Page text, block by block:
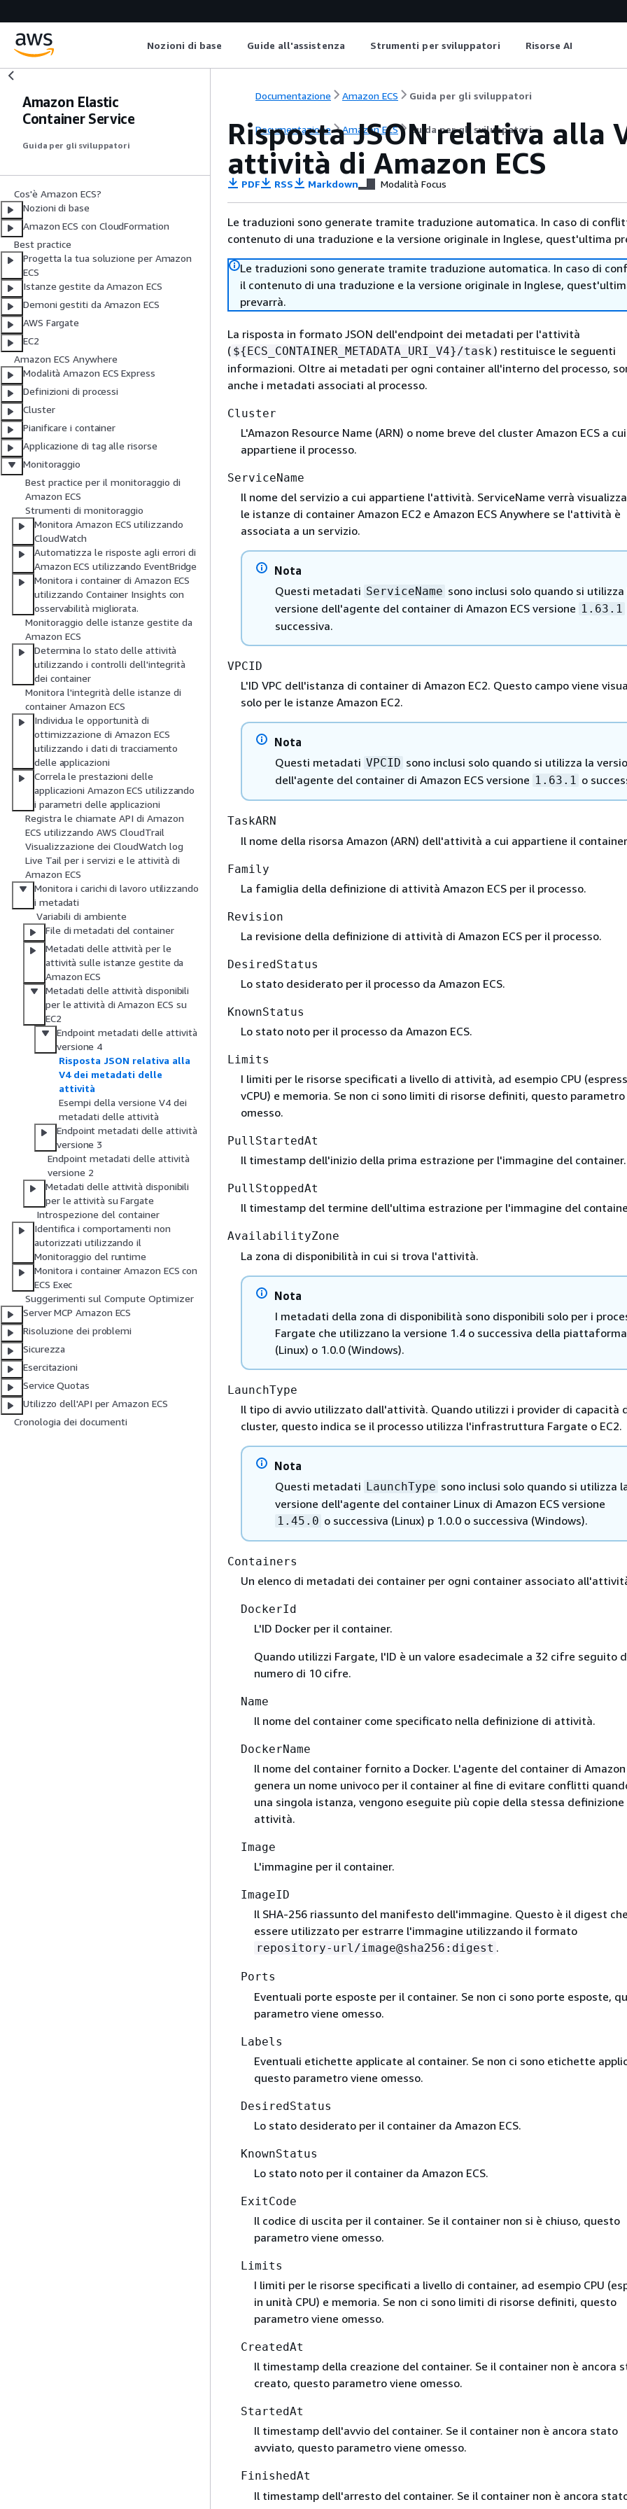
Nozioni di base Guide all'assistenza Strumenti per sviluppatori Risorse AI
Amazon Elastic
Container Service
Guida per gli sviluppatori
Cos'è Amazon ECS?
Nozioni di base
Amazon ECS con CloudFormation
Best practice
Progetta la tua soluzione per Amazon
ECS
Istanze gestite da Amazon ECS
Demoni gestiti da Amazon ECS
AWS Fargate
EC2
Amazon ECS Anywhere
Modalità Amazon ECS Express
Definizioni di processi
Cluster
Pianificare i container
Applicazione di tag alle risorse
Monitoraggio
Best practice per il monitoraggio di
Amazon ECS
Strumenti di monitoraggio
Monitora Amazon ECS utilizzando
CloudWatch
Automatizza le risposte agli errori di
Amazon ECS utilizzando EventBridge
Monitora i container di Amazon ECS
utilizzando Container Insights con
osservabilità migliorata.
Monitoraggio delle istanze gestite da
Amazon ECS
Determina lo stato delle attività
utilizzando i controlli dell'integrità
dei container
Monitora l'integrità delle istanze di
container Amazon ECS
Individua le opportunità di
ottimizzazione di Amazon ECS
utilizzando i dati di tracciamento
delle applicazioni
Correla le prestazioni delle
applicazioni Amazon ECS utilizzando
i parametri delle applicazioni
Registra le chiamate API di Amazon
ECS utilizzando AWS CloudTrail
Visualizzazione dei CloudWatch log
Live Tail per i servizi e le attività di
Amazon ECS
Monitora i carichi di lavoro utilizzando
i metadati
Variabili di ambiente
File di metadati del container
Metadati delle attività per le
attività sulle istanze gestite da
Amazon ECS
Metadati delle attività disponibili
per le attività di Amazon ECS su
EC2
Endpoint metadati delle attività
versione 4
Risposta JSON relativa alla
V4 dei metadati delle
attività
Esempi della versione V4 dei
metadati delle attività
Endpoint metadati delle attività
versione 3
Endpoint metadati delle attività
versione 2
Metadati delle attività disponibili
per le attività su Fargate
Introspezione del container
Identifica i comportamenti non
autorizzati utilizzando il
Monitoraggio del runtime
Monitora i container Amazon ECS con
ECS Exec
Suggerimenti sul Compute Optimizer
Server MCP Amazon ECS
Risoluzione dei problemi
Sicurezza
Esercitazioni
Service Quotas
Utilizzo dell'API per Amazon ECS
Cronologia dei documenti
Documentazione Amazon ECS Guida per gli sviluppatori
Documentazione Amazon ECS Guida per gli sviluppatori
Risposta JSON relativa alla
attività di Amazon ECS
PDF RSS Markdown Modalità Focus
Le traduzioni sono generate tramite traduzione automatica. In caso di
contenuto di una traduzione e la versione originale in Inglese, quest'ultima
Le traduzioni sono generate tramite traduzione automatica. In caso di
il contenuto di una traduzione e la versione originale in Inglese,
prevarrà.
La risposta in formato JSON dell'endpoint dei metadati per l'attività
( ${ECS_CONTAINER_METADATA_URI_V4}/task) restituisce le seguenti
informazioni. Oltre ai metadati per ogni container all'interno del processo,
anche i metadati associati al processo.
Cluster
L'Amazon Resource Name (ARN) o nome breve del cluster Amazon ECS a cui
appartiene il processo.
ServiceName
Il nome del servizio a cui appartiene l'attività. ServiceName verrà
le istanze di container Amazon EC2 e Amazon ECS Anywhere se l'attività è
associata a un servizio.
Nota
Questi metadati ServiceName sono inclusi solo quando si utilizza
versione dell'agente del container di Amazon ECS versione 1.63.1
successiva.
VPCID
L'ID VPC dell'istanza di container di Amazon EC2. Questo campo viene
solo per le istanze Amazon EC2.
Nota
Questi metadati VPCID sono inclusi solo quando si utilizza la
dell'agente del container di Amazon ECS versione 1.63.1 o
TaskARN
Il nome della risorsa Amazon (ARN) dell'attività a cui appartiene il
Family
La famiglia della definizione di attività Amazon ECS per il processo.
Revision
La revisione della definizione di attività di Amazon ECS per il processo.
DesiredStatus
Lo stato desiderato per il processo da Amazon ECS.
KnownStatus
Lo stato noto per il processo da Amazon ECS.
Limits
I limiti per le risorse specificati a livello di attività, ad esempio CPU
vCPU) e memoria. Se non ci sono limiti di risorse definiti, questo parametro
omesso.
PullStartedAt
Il timestamp dell'inizio della prima estrazione per l'immagine del container.
PullStoppedAt
Il timestamp del termine dell'ultima estrazione per l'immagine del
AvailabilityZone
La zona di disponibilità in cui si trova l'attività.
Nota
I metadati della zona di disponibilità sono disponibili solo per i
Fargate che utilizzano la versione 1.4 o successiva della piattaforma
(Linux) o 1.0.0 (Windows).
LaunchType
Il tipo di avvio utilizzato dall'attività. Quando utilizzi i provider di capacità
cluster, questo indica se il processo utilizza l'infrastruttura Fargate o EC2.
Nota
Questi metadati LaunchType sono inclusi solo quando si utilizza
versione dell'agente del container Linux di Amazon ECS versione
1.45.0 o successiva (Linux) p 1.0.0 o successiva (Windows).
Containers
Un elenco di metadati dei container per ogni container associato
DockerId
L'ID Docker per il container.
Quando utilizzi Fargate, l'ID è un valore esadecimale a 32 cifre seguito
numero di 10 cifre.
Name
Il nome del container come specificato nella definizione di attività.
DockerName
Il nome del container fornito a Docker. L'agente del container di Amazon
genera un nome univoco per il container al fine di evitare conflitti
una singola istanza, vengono eseguite più copie della stessa definizione
attività.
Image
L'immagine per il container.
ImageID
Il SHA-256 riassunto del manifesto dell'immagine. Questo è il digest
essere utilizzato per estrarre l'immagine utilizzando il formato
repository-url/image@sha256:digest .
Ports
Eventuali porte esposte per il container. Se non ci sono porte esposte,
parametro viene omesso.
Labels
Eventuali etichette applicate al container. Se non ci sono etichette
questo parametro viene omesso.
DesiredStatus
Lo stato desiderato per il container da Amazon ECS.
KnownStatus
Lo stato noto per il container da Amazon ECS.
ExitCode
Il codice di uscita per il container. Se il container non si è chiuso, questo
parametro viene omesso.
Limits
I limiti per le risorse specificati a livello di container, ad esempio CPU
in unità CPU) e memoria. Se non ci sono limiti di risorse definiti, questo
parametro viene omesso.
CreatedAt
Il timestamp della creazione del container. Se il container non è ancora
creato, questo parametro viene omesso.
StartedAt
Il timestamp dell'avvio del container. Se il container non è ancora stato
avviato, questo parametro viene omesso.
FinishedAt
Il timestamp dell'arresto del container. Se il container non è ancora